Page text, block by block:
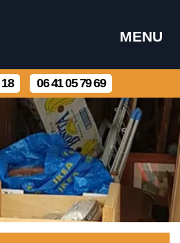
MENU
06 41 05 79 69